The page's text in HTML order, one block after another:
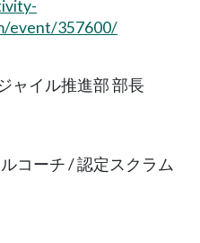
event/357600/
ャイル推進部 部長
コーチ / 認定スクラム